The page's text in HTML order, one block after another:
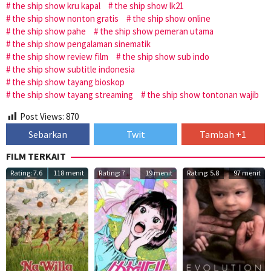
the ship show kru kapal
the ship show lk21
the ship show nonton gratis
the ship show online
the ship show pahe
the ship show pemeran utama
the ship show pengalaman sinematik
the ship show review film
the ship show sub indo
the ship show subtitle indonesia
the ship show tayang bioskop
the ship show tayang streaming
the ship show tontonan wajib
Post Views: 870
Sebarkan Twit
Tambah +1
FILM TERKAIT
Rating: 7.6 118 menit Rating: 7 19 menit Rating: 5.8 97 menit